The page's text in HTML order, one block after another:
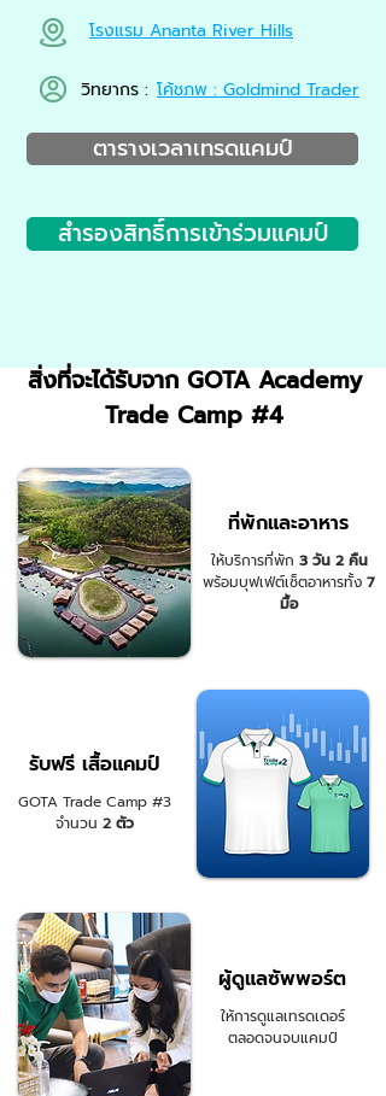
โรงแรม Ananta River Hills
วิทยากร : โค้ชภพ : Goldmind Trader
ตารางเวลาเทรดแคมป์
สำรองสิทธิ์การเข้าร่วมแคมป์​
สิ่งที่จะได้รับจาก GOTA Academy
Trade Camp #4
ที่พักและอาหาร
ให้บริการที่พัก 3 วัน 2 คืน
พร้อมบุฟเฟ่ต์เซ็ตอาหารทั้ง 7
มื้อ
รับฟรี เสื้อแคมป์
GOTA Trade Camp #3
จำนวน 2ตัว
ผู้ดูแลซัพพอร์ต
ให้การดูแลเทรดเดอร์
ตลอดจนจบแคมป์